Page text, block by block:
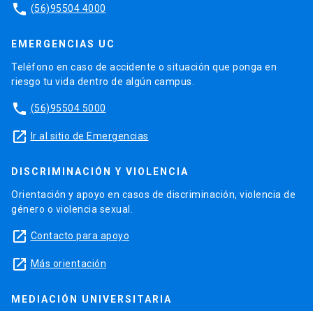
phone (56)95504 4000
EMERGENCIAS UC
Teléfono en caso de accidente o situación que ponga en
riesgo tu vida dentro de algún campus.
phone (56)95504 5000
launch Ir al sitio de Emergencias
DISCRIMINACIÓN Y VIOLENCIA
Orientación y apoyo en casos de discriminación, violencia de
género o violencia sexual.
launch Contacto para apoyo
launch Más orientación
MEDIACIÓN UNIVERSITARIA